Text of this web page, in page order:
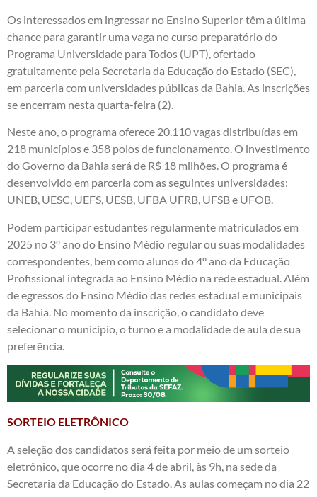
Os interessados em ingressar no Ensino Superior têm a última
chance para garantir uma vaga no curso preparatório do
Programa Universidade para Todos (UPT), ofertado
gratuitamente pela Secretaria da Educação do Estado (SEC),
em parceria com universidades públicas da Bahia. As inscrições
se encerram nesta quarta-feira (2).
Neste ano, o programa oferece 20.110 vagas distribuídas em
218 municípios e 358 polos de funcionamento. O investimento
do Governo da Bahia será de R$ 18 milhões. O programa é
desenvolvido em parceria com as seguintes universidades:
UNEB, UESC, UEFS, UESB, UFBA UFRB, UFSB e UFOB.
Podem participar estudantes regularmente matriculados em
2025 no 3º ano do Ensino Médio regular ou suas modalidades
correspondentes, bem como alunos do 4º ano da Educação
Profissional integrada ao Ensino Médio na rede estadual. Além
de egressos do Ensino Médio das redes estadual e municipais
da Bahia. No momento da inscrição, o candidato deve
selecionar o município, o turno e a modalidade de aula de sua
preferência.
SORTEIO ELETRÔNICO
A seleção dos candidatos será feita por meio de um sorteio
eletrônico, que ocorre no dia 4 de abril, às 9h, na sede da
Secretaria da Educação do Estado. As aulas começam no dia 22